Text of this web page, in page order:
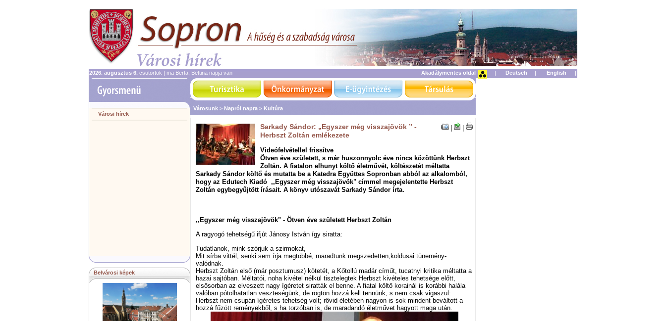
2026. augusztus 6. csütörtök | ma Berta, Bettina napja van | | |
Akadálymentes oldal
Városi hírek
Belvárosi képek
Városunk > Napról napra > Kultúra
Sarkady Sándor: „Egyszer még visszajövök ” -
Herbszt Zoltán emlékezete
Videófelvétellel frissítve
Ötven éve született, s már huszonnyolc éve nincs közöttünk Herbszt
Zoltán. A fiatalon elhunyt költő életművét, költészetét méltatta
Sarkady Sándor költő és mutatta be a Katedra Együttes Sopronban abból az alkalomból,
hogy az Edutech Kiadó ,,Egyszer még visszajövök" címmel megejelentette Herbszt
Zoltán egybegyűjtött írásait. A könyv utószavát Sarkady Sándor írta.
,,Egyszer még visszajövök" - Ötven éve született Herbszt Zoltán
A ragyogó tehetségű ifjút Jánosy István így siratta:
Tudatlanok, mink szórjuk a szirmokat,
Mit sírba vittél, senki sem írja megtöbbé, maradtunk megszedetten,koldusai tünemény-
valódnak.
Herbszt Zoltán első (már posztumusz) kötetét, a Kőtollú madár címűt, tucatnyi kritika méltatta a
hazai sajtóban. Méltatói, noha kivétel nélkül tisztelegtek Herbszt kivételes tehetsége előtt,
elsősorban az elveszett nagy ígéretet siratták el benne. A fiatal költő korainál is korábbi halála
valóban pótolhatatlan veszteségünk, de rögtön hozzá kell tennünk, s nem csak vigaszul:
Herbszt nem csupán ígéretes tehetség volt; rövid életében nagyon is sok mindent beváltott a
hozzá fűzött reményekből, s ha torzóban is, de maradandó életművet hagyott maga után.